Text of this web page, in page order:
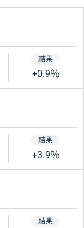
+0.9％
+3.9％